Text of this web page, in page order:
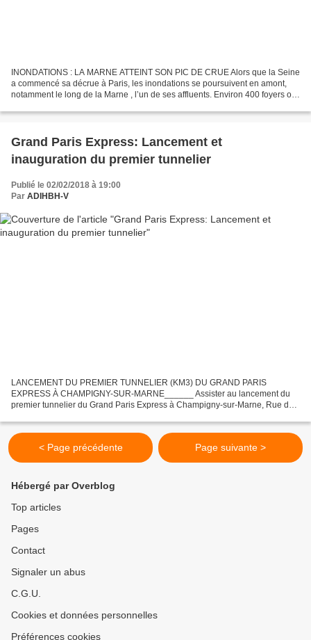
INONDATIONS : LA MARNE ATTEINT SON PIC DE CRUE Alors que la Seine
a commencé sa décrue à Paris, les inondations se poursuivent en amont,
notamment le long de la Marne , l’un de ses affluents. Environ 400 foyers ont
Grand Paris Express: Lancement et
inauguration du premier tunnelier
Publié le 02/02/2018 à 19:00
Par ADIHBH-V
LANCEMENT DU PREMIER TUNNELIER (KM3) DU GRAND PARIS
EXPRESS À CHAMPIGNY-SUR-MARNE______ Assister au lancement du
premier tunnelier du Grand Paris Express à Champigny-sur-Marne, Rue de
< Page précédente Page suivante >
Hébergé par Overblog
Top articles
Pages
Contact
Signaler un abus
C.G.U.
Cookies et données personnelles
Préférences cookies